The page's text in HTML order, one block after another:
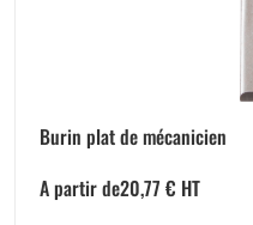
Burin plat de mécanicien
A partir de20,77 € HT